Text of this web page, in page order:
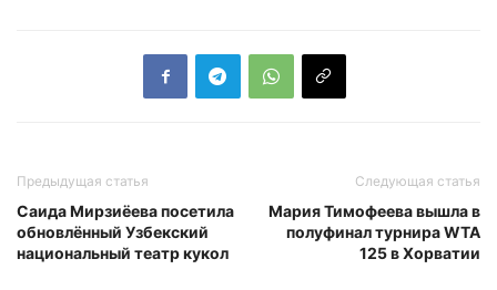
Предыдущая статья
Саида Мирзиёева посетила
обновлённый Узбекский
национальный театр кукол
Следующая статья
Мария Тимофеева вышла в
полуфинал турнира WTA
125 в Хорватии